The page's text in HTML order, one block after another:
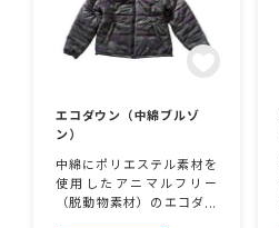
エコダウン（中綿ブルゾ
ン）
中綿にポリエステル素材を
使用したアニマルフリー
（脱動物素材）のエコダウ